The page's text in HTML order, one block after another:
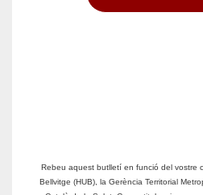
Rebeu aquest butlletí en funció del vostre
Bellvitge (HUB), la Gerència Territorial